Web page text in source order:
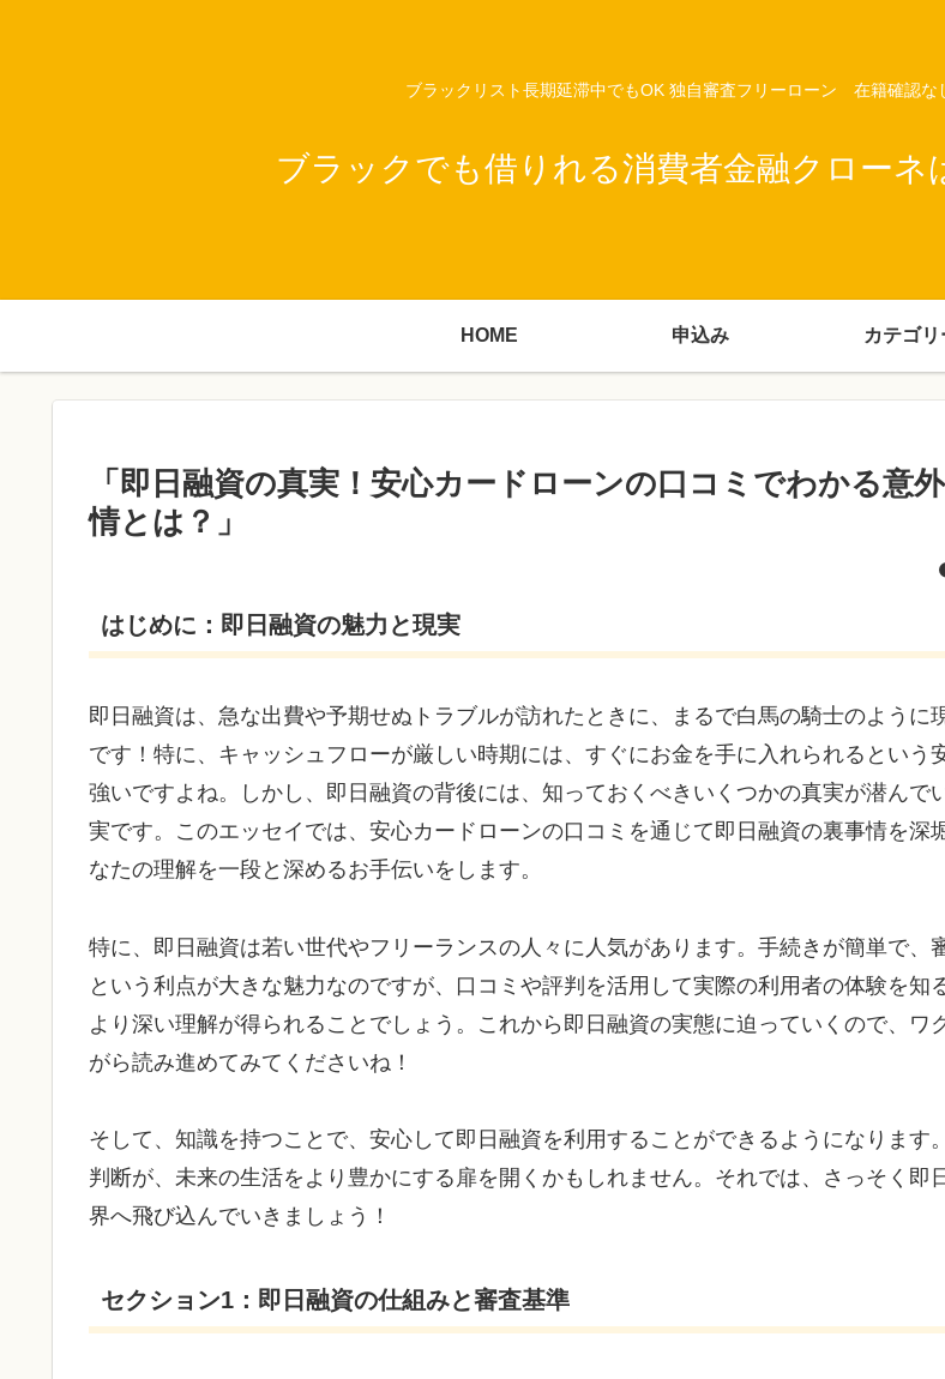
ブラックリスト長期延滞中でもOK 独自審査フリーローン 在籍確認な
ブラックでも借りれる消費者金融クローネ
HOME 申込み カテゴリ
「即日融資の真実！安心カードローンの口コミでわかる意
情とは？」
はじめに：即日融資の魅力と現実
即日融資は、急な出費や予期せぬトラブルが訪れたときに、まるで白馬の騎士のように
です！特に、キャッシュフローが厳しい時期には、すぐにお金を手に入れられるという
強いですよね。しかし、即日融資の背後には、知っておくべきいくつかの真実が潜んで
実です。このエッセイでは、安心カードローンの口コミを通じて即日融資の裏事情を深
なたの理解を一段と深めるお手伝いをします。
特に、即日融資は若い世代やフリーランスの人々に人気があります。手続きが簡単で、
という利点が大きな魅力なのですが、口コミや評判を活用して実際の利用者の体験を知
より深い理解が得られることでしょう。これから即日融資の実態に迫っていくので、ワ
がら読み進めてみてくださいね！
そして、知識を持つことで、安心して即日融資を利用することができるようになります
判断が、未来の生活をより豊かにする扉を開くかもしれません。それでは、さっそく即
界へ飛び込んでいきましょう！
セクション1：即日融資の仕組みと審査基準